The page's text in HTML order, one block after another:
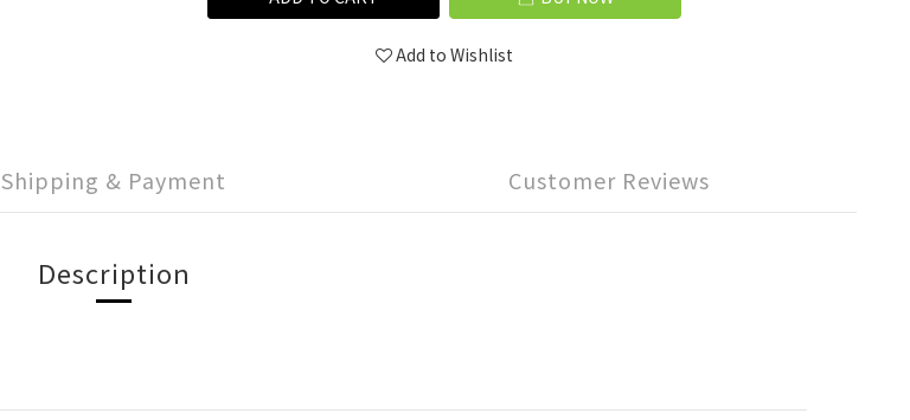
Add to Wishlist
Shipping & Payment Customer Reviews
Description